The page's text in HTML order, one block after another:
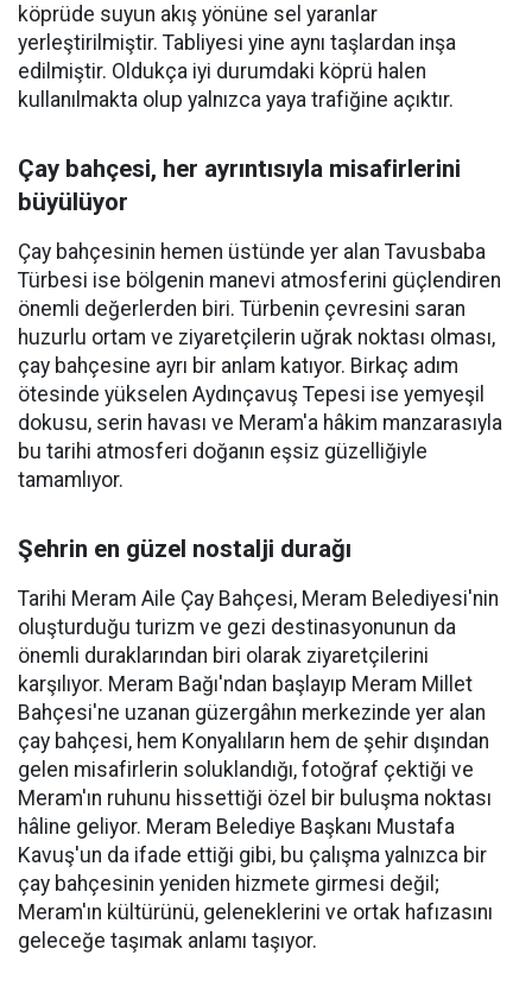
köprüde suyun akış yönüne sel yaranlar
yerleştirilmiştir. Tabliyesi yine aynı taşlardan inşa
edilmiştir. Oldukça iyi durumdaki köprü halen
kullanılmakta olup yalnızca yaya trafiğine açıktır.
Çay bahçesi, her ayrıntısıyla misafirlerini
büyülüyor
Çay bahçesinin hemen üstünde yer alan Tavusbaba
Türbesi ise bölgenin manevi atmosferini güçlendiren
önemli değerlerden biri. Türbenin çevresini saran
huzurlu ortam ve ziyaretçilerin uğrak noktası olması,
çay bahçesine ayrı bir anlam katıyor. Birkaç adım
ötesinde yükselen Aydınçavuş Tepesi ise yemyeşil
dokusu, serin havası ve Meram'a hâkim manzarasıyla
bu tarihi atmosferi doğanın eşsiz güzelliğiyle
tamamlıyor.
Şehrin en güzel nostalji durağı
Tarihi Meram Aile Çay Bahçesi, Meram Belediyesi'nin
oluşturduğu turizm ve gezi destinasyonunun da
önemli duraklarından biri olarak ziyaretçilerini
karşılıyor. Meram Bağı'ndan başlayıp Meram Millet
Bahçesi'ne uzanan güzergâhın merkezinde yer alan
çay bahçesi, hem Konyalıların hem de şehir dışından
gelen misafirlerin soluklandığı, fotoğraf çektiği ve
Meram'ın ruhunu hissettiği özel bir buluşma noktası
hâline geliyor. Meram Belediye Başkanı Mustafa
Kavuş'un da ifade ettiği gibi, bu çalışma yalnızca bir
çay bahçesinin yeniden hizmete girmesi değil;
Meram'ın kültürünü, geleneklerini ve ortak hafızasını
geleceğe taşımak anlamı taşıyor.